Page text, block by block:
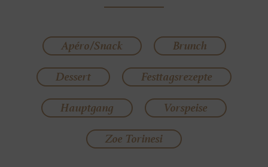
Apéro/Snack
Brunch
Dessert
Festtagsrezepte
Hauptgang
Vorspeise
Zoe Torinesi